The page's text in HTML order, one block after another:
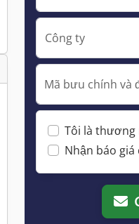
Công ty
Mã bưu chính và
Tôi là thương
Nhận báo